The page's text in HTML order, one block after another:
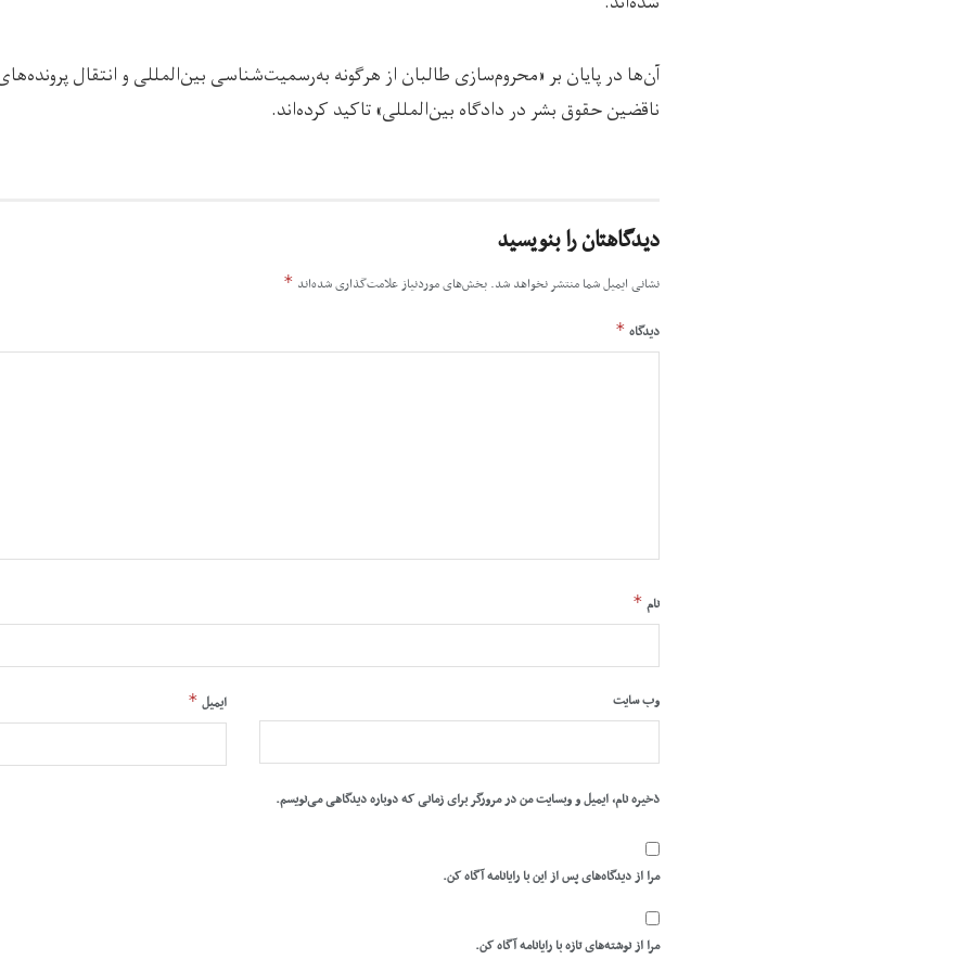
آن‌ها در پایان بر «محروم‌سازی طالبان از هرگونه به‌رسمیت‌شناسی بین‌المللی و انتقال
ناقضین حقوق بشر در دادگاه بین‌المللی» تاکید کرده‌اند.
دیدگاهتان را بنویسید
نشانی ایمیل شما منتشر نخواهد شد. بخش‌های موردنیاز علامت‌گذاری شده‌اند *
دیدگاه *
نام *
ایمیل * وب‌ سایت
ذخیره نام، ایمیل و وبسایت من در مرورگر برای زمانی که دوباره دیدگاهی می‌نویسم.
مرا از دیدگاه‌های پس از این با رایانامه آگاه کن.
مرا از نوشته‌های تازه با رایانامه آگاه کن.